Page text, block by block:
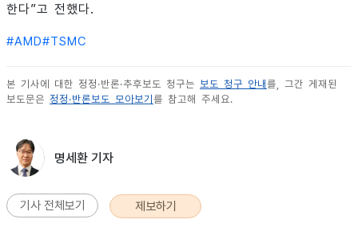
한다”고 전했다.
#AMD#TSMC
본 기사에 대한 정정·반론·추후보도 청구는 보도 청구 안내 를, 그간 게재된
보도문은 정정·반론보도 모아보기 를 참고해 주세요.
명세환 기자
기사 전체보기 제보하기